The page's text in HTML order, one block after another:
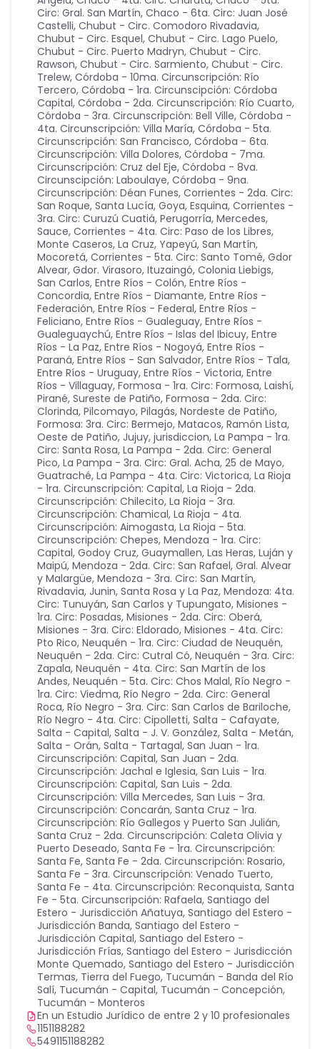
Circ: Gral. San Martín, Chaco - 6ta. Circ: Juan José
Castelli, Chubut - Circ. Comodoro Rivadavia,
Chubut - Circ. Esquel, Chubut - Circ. Lago Puelo,
Chubut - Circ. Puerto Madryn, Chubut - Circ.
Rawson, Chubut - Circ. Sarmiento, Chubut - Circ.
Trelew, Córdoba - 10ma. Circunscripción: Río
Tercero, Córdoba - 1ra. Circunscipción: Córdoba
Capital, Córdoba - 2da. Circunscripción: Río Cuarto,
Córdoba - 3ra. Circunscripción: Bell Ville, Córdoba -
4ta. Circunscripción: Villa María, Córdoba - 5ta.
Circunscripción: San Francisco, Córdoba - 6ta.
Circunscripción: Villa Dolores, Córdoba - 7ma.
Circunscripción: Cruz del Eje, Córdoba - 8va.
Circunscipción: Laboulaye, Córdoba - 9na.
Circunscripción: Déan Funes, Corrientes - 2da. Circ:
San Roque, Santa Lucía, Goya, Esquina, Corrientes -
3ra. Circ: Curuzú Cuatiá, Perugorría, Mercedes,
Sauce, Corrientes - 4ta. Circ: Paso de los Libres,
Monte Caseros, La Cruz, Yapeyú, San Martín,
Mocoretá, Corrientes - 5ta. Circ: Santo Tomé, Gdor
Alvear, Gdor. Virasoro, Ituzaingó, Colonia Liebigs,
San Carlos, Entre Ríos - Colón, Entre Ríos -
Concordia, Entre Ríos - Diamante, Entre Ríos -
Federación, Entre Ríos - Federal, Entre Ríos -
Feliciano, Entre Ríos - Gualeguay, Entre Ríos -
Gualeguaychú, Entre Ríos - Islas del Ibicuy, Entre
Ríos - La Paz, Entre Ríos - Nogoyá, Entre Ríos -
Paraná, Entre Ríos - San Salvador, Entre Ríos - Tala,
Entre Ríos - Uruguay, Entre Ríos - Victoria, Entre
Ríos - Villaguay, Formosa - 1ra. Circ: Formosa, Laishí,
Pirané, Sureste de Patiño, Formosa - 2da. Circ:
Clorinda, Pilcomayo, Pilagás, Nordeste de Patiño,
Formosa: 3ra. Circ: Bermejo, Matacos, Ramón Lista,
Oeste de Patiño, Jujuy, jurisdiccion, La Pampa - 1ra.
Circ: Santa Rosa, La Pampa - 2da. Circ: General
Pico, La Pampa - 3ra. Circ: Gral. Acha, 25 de Mayo,
Guatraché, La Pampa - 4ta. Circ: Victorica, La Rioja
- 1ra. Circunscripción: Capital, La Rioja - 2da.
Circunscripción: Chilecito, La Rioja - 3ra.
Circunscripción: Chamical, La Rioja - 4ta.
Circunscripción: Aimogasta, La Rioja - 5ta.
Circunscripción: Chepes, Mendoza - 1ra. Circ:
Capital, Godoy Cruz, Guaymallen, Las Heras, Luján y
Maipú, Mendoza - 2da. Circ: San Rafael, Gral. Alvear
y Malargüe, Mendoza - 3ra. Circ: San Martín,
Rivadavia, Junin, Santa Rosa y La Paz, Mendoza: 4ta.
Circ: Tunuyán, San Carlos y Tupungato, Misiones -
1ra. Circ: Posadas, Misiones - 2da. Circ: Oberá,
Misiones - 3ra. Circ: Eldorado, Misiones - 4ta. Circ:
Pto Rico, Neuquén - 1ra. Circ: Ciudad de Neuquén,
Neuquén - 2da. Circ: Cutral Có, Neuquén - 3ra. Circ:
Zapala, Neuquén - 4ta. Circ: San Martín de los
Andes, Neuquén - 5ta. Circ: Chos Malal, Río Negro -
1ra. Circ: Viedma, Río Negro - 2da. Circ: General
Roca, Río Negro - 3ra. Circ: San Carlos de Bariloche,
Río Negro - 4ta. Circ: Cipolletti, Salta - Cafayate,
Salta - Capital, Salta - J. V. González, Salta - Metán,
Salta - Orán, Salta - Tartagal, San Juan - 1ra.
Circunscripción: Capital, San Juan - 2da.
Circunscripción: Jachal e Iglesia, San Luis - 1ra.
Circunscripción: Capital, San Luis - 2da.
Circunscripción: Villa Mercedes, San Luis - 3ra.
Circunscripción: Concarán, Santa Cruz - 1ra.
Circunscripción: Río Gallegos y Puerto San Julián,
Santa Cruz - 2da. Circunscripción: Caleta Olivia y
Puerto Deseado, Santa Fe - 1ra. Circunscripción:
Santa Fe, Santa Fe - 2da. Circunscripción: Rosario,
Santa Fe - 3ra. Circunscripción: Venado Tuerto,
Santa Fe - 4ta. Circunscripción: Reconquista, Santa
Fe - 5ta. Circunscripción: Rafaela, Santiago del
Estero - Jurisdicción Añatuya, Santiago del Estero -
Jurisdicción Banda, Santiago del Estero -
Jurisdicción Capital, Santiago del Estero -
Jurisdicción Frías, Santiago del Estero - Jurisdicción
Monte Quemado, Santiago del Estero - Jurisdicción
Termas, Tierra del Fuego, Tucumán - Banda del Río
Salí, Tucumán - Capital, Tucumán - Concepción,
Tucumán - Monteros
En un Estudio Jurídico de entre 2 y 10 profesionales
1151188282
5491151188282